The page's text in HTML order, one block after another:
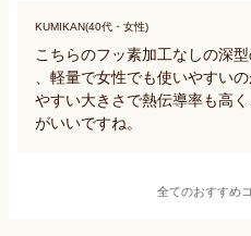
KUMIKAN(40代・女性)
こちらのフッ素加工なしの深
、軽量で女性でも使いやすい
やすい大きさで熱伝導率も高
がいいですね。
全てのおすすめ